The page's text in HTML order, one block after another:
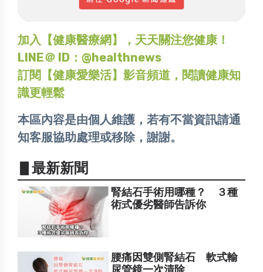
加入【健康醫療網】，天天關注您健康！
LINE＠ ID：@healthnews
訂閱【健康愛樂活】影音頻道，閱讀健康知
識更輕鬆
本區內容是由個人維護，若有不當資訊請通
知客服協助處理或移除，謝謝。
▋最新新聞
腎結石手術用哪種？ ３種
術式優劣醫師告訴你
腰痛因雙側腎結石 軟式輸
尿管鏡一次清除